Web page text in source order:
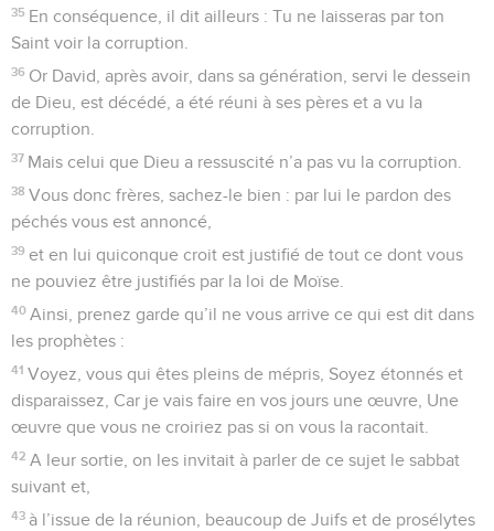
35 En conséquence, il dit ailleurs : Tu ne laisseras par ton
Saint voir la corruption.
36 Or David, après avoir, dans sa génération, servi le dessein
de Dieu, est décédé, a été réuni à ses pères et a vu la
corruption.
37 Mais celui que Dieu a ressuscité n’a pas vu la corruption.
38 Vous donc frères, sachez-le bien : par lui le pardon des
péchés vous est annoncé,
39 et en lui quiconque croit est justifié de tout ce dont vous
ne pouviez être justifiés par la loi de Moïse.
40 Ainsi, prenez garde qu’il ne vous arrive ce qui est dit dans
les prophètes :
41 Voyez, vous qui êtes pleins de mépris, Soyez étonnés et
disparaissez, Car je vais faire en vos jours une œuvre, Une
œuvre que vous ne croiriez pas si on vous la racontait.
42 A leur sortie, on les invitait à parler de ce sujet le sabbat
suivant et,
43 à l’issue de la réunion, beaucoup de Juifs et de prosélytes